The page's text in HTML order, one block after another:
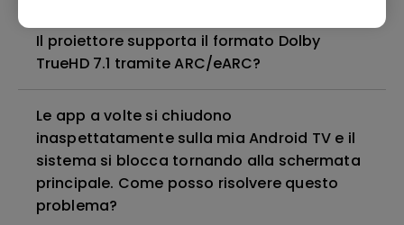
Il proiettore supporta il formato Dolby
TrueHD 7.1 tramite ARC/eARC?
Le app a volte si chiudono
inaspettatamente sulla mia Android TV e il
sistema si blocca tornando alla schermata
principale. Come posso risolvere questo
problema?